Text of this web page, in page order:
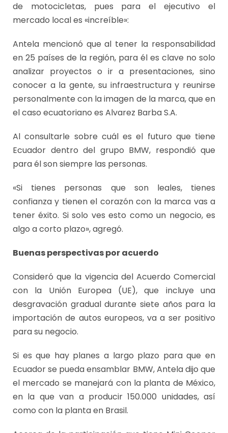
de motocicletas, pues para el ejecutivo el
mercado local es «increíble»:
Antela mencionó que al tener la responsabilidad
en 25 países de la región, para él es clave no solo
analizar proyectos o ir a presentaciones, sino
conocer a la gente, su infraestructura y reunirse
personalmente con la imagen de la marca, que en
el caso ecuatoriano es Alvarez Barba S.A.
Al consultarle sobre cuál es el futuro que tiene
Ecuador dentro del grupo BMW, respondió que
para él son siempre las personas.
«Si tienes personas que son leales, tienes
confianza y tienen el corazón con la marca vas a
tener éxito. Si solo ves esto como un negocio, es
algo a corto plazo», agregó.
Buenas perspectivas por acuerdo
Consideró que la vigencia del Acuerdo Comercial
con la Unión Europea (UE), que incluye una
desgravación gradual durante siete años para la
importación de autos europeos, va a ser positivo
para su negocio.
Si es que hay planes a largo plazo para que en
Ecuador se pueda ensamblar BMW, Antela dijo que
el mercado se manejará con la planta de México,
en la que van a producir 150.000 unidades, así
como con la planta en Brasil.